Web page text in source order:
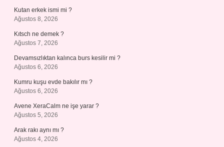
Kutan erkek ismi mi ?
Ağustos 8, 2026
Kıtsch ne demek ?
Ağustos 7, 2026
Devamsızlıktan kalınca burs kesilir mi ?
Ağustos 6, 2026
Kumru kuşu evde bakılır mı ?
Ağustos 6, 2026
Avene XeraCalm ne işe yarar ?
Ağustos 5, 2026
Arak rakı aynı mı ?
Ağustos 4, 2026